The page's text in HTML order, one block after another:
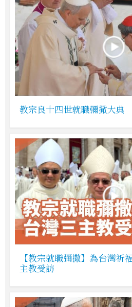
教宗良十四世就職彌撒大典
【教宗就職彌撒】為台灣祈
主教受訪